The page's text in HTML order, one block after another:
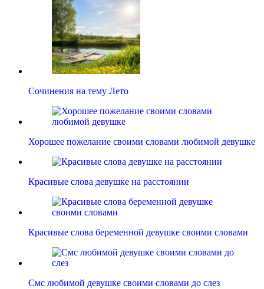
Сочинения на тему Лето
Хорошее пожелание своими словами любимой девушке
Красивые слова девушке на расстоянии
Красивые слова беременной девушке своими словами
Смс любимой девушке своими словами до слез